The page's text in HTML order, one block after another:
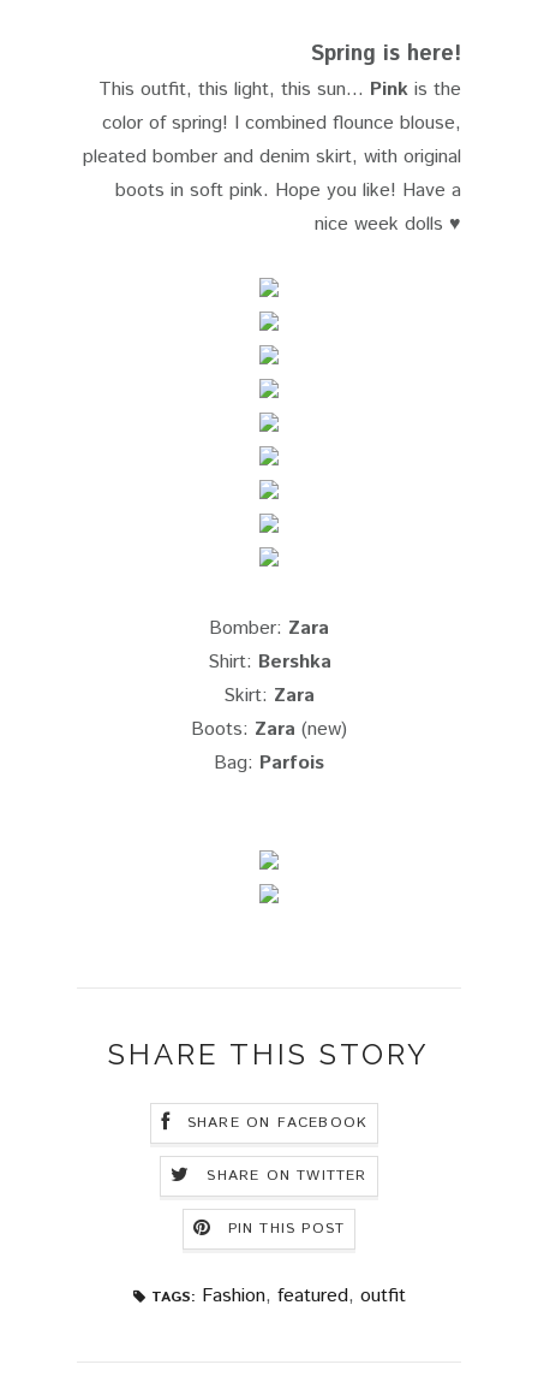
Spring is here!
This outfit, this light, this sun... Pink is the
color of spring! I combined flounce blouse,
pleated bomber and denim skirt, with original
boots in soft pink. Hope you like! Have a
nice week dolls ♥
Bomber: Zara
Shirt: Bershka
Skirt: Zara
Boots: Zara (new)
Bag: Parfois
SHARE THIS STORY
SHARE ON FACEBOOK
SHARE ON TWITTER
PIN THIS POST
TAGS: Fashion, featured, outfit